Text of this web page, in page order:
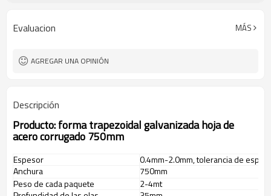
Galvanizado / Prepintado
galvanizado
Evaluacion MÁS
AGREGAR UNA OPINIÓN
Descripción
Producto:forma trapezoidal galvanizada hoja de
acero corrugado 750mm
Espesor
0.4mm-2.0mm, tolerancia de
Anchura
750mm
Peso de cada paquete
2-4mt